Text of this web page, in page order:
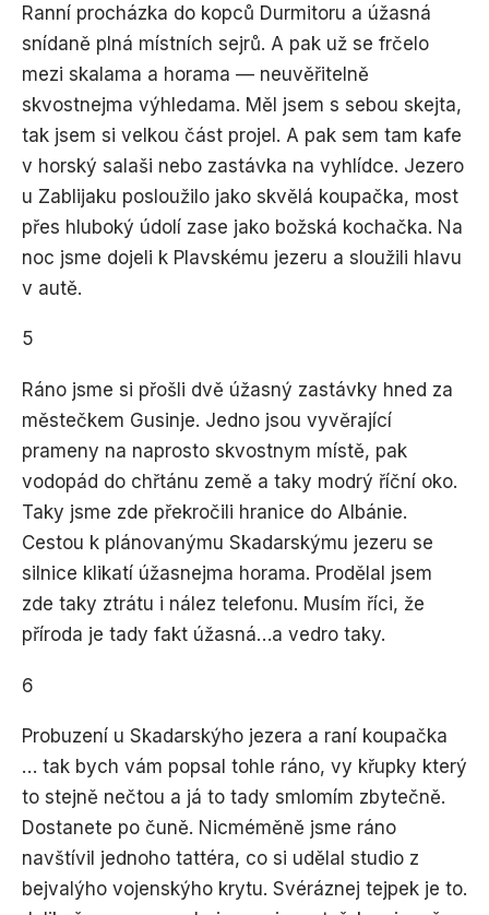
Ranní procházka do kopců Durmitoru a úžasná
snídaně plná místních sejrů. A pak už se frčelo
mezi skalama a horama — neuvěřitelně
skvostnejma výhledama. Měl jsem s sebou skejta,
tak jsem si velkou část projel. A pak sem tam kafe
v horský salaši nebo zastávka na vyhlídce. Jezero
u Zablijaku posloužilo jako skvělá koupačka, most
přes hluboký údolí zase jako božská kochačka. Na
noc jsme dojeli k Plavskému jezeru a sloužili hlavu
v autě.
5
Ráno jsme si přošli dvě úžasný zastávky hned za
městečkem Gusinje. Jedno jsou vyvěrající
prameny na naprosto skvostnym místě, pak
vodopád do chřtánu země a taky modrý říční oko.
Taky jsme zde překročili hranice do Albánie.
Cestou k plánovanýmu Skadarskýmu jezeru se
silnice klikatí úžasnejma horama. Prodělal jsem
zde taky ztrátu i nález telefonu. Musím říci, že
příroda je tady fakt úžasná…a vedro taky.
6
Probuzení u Skadarskýho jezera a raní koupačka
… tak bych vám popsal tohle ráno, vy křupky který
to stejně nečtou a já to tady smlomím zbytečně.
Dostanete po čuně. Nicméměně jsme ráno
navštívil jednoho tattéra, co si udělal studio z
bejvalýho vojenskýho krytu. Svéráznej tejpek je to.